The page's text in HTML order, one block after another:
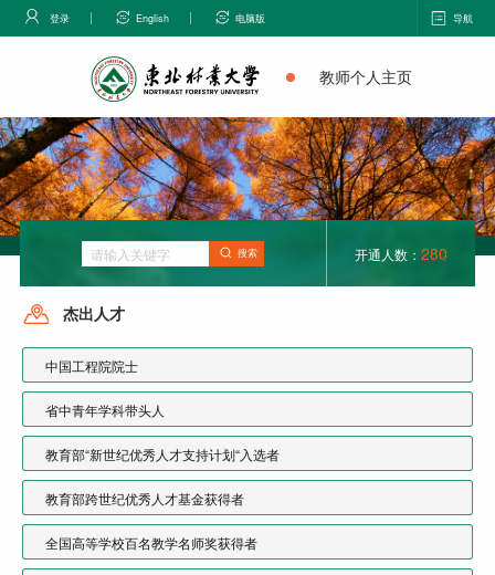
登录 English 电脑版 导航
教师个人主页
搜索 开通人数： 280
杰出人才
中国工程院院士
省中青年学科带头人
教育部“新世纪优秀人才支持计划“入选者
教育部跨世纪优秀人才基金获得者
全国高等学校百名教学名师奖获得者